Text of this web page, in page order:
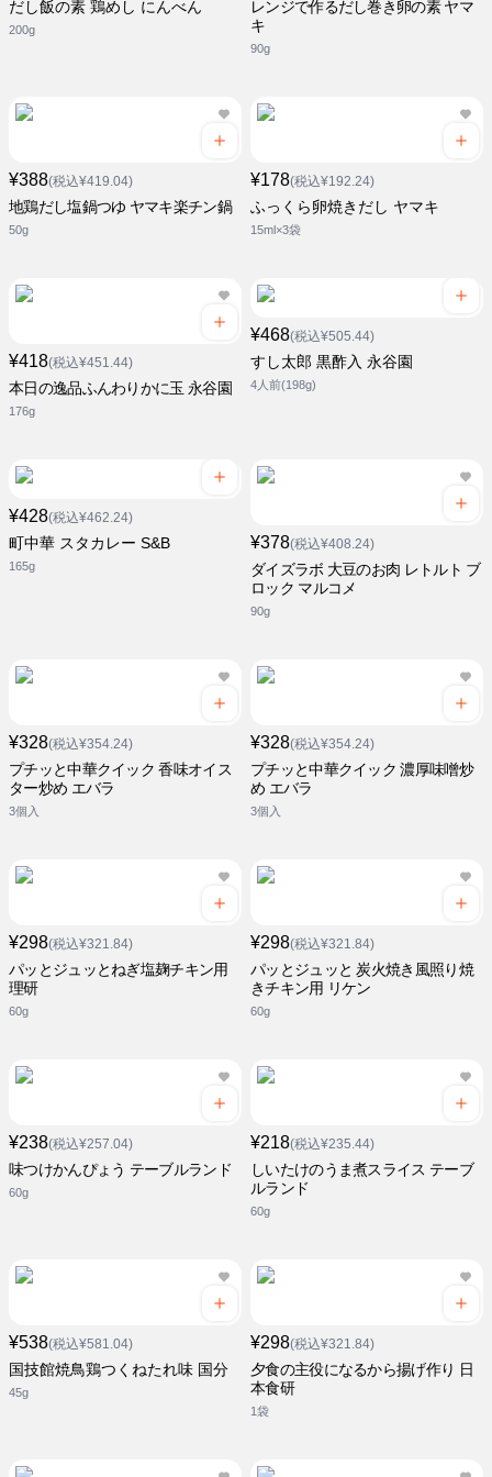
だし飯の素 鶏めし にんべん
200g
レンジで作るだし巻き卵の素 ヤマ
キ
90g
¥388(税込¥419.04)
地鶏だし塩鍋つゆ ヤマキ楽チン鍋
50g
¥178(税込¥192.24)
ふっくら卵焼きだし ヤマキ
15ml×3袋
¥418(税込¥451.44)
本日の逸品ふんわりかに玉 永谷園
176g
¥468(税込¥505.44)
すし太郎 黒酢入 永谷園
4人前(198g)
¥428(税込¥462.24)
町中華 スタカレー S&B
165g
¥378(税込¥408.24)
ダイズラボ 大豆のお肉 レトルト ブ
ロック マルコメ
90g
¥328(税込¥354.24)
プチッと中華クイック 香味オイス
ター炒め エバラ
3個入
¥328(税込¥354.24)
プチッと中華クイック 濃厚味噌炒
め エバラ
3個入
¥298(税込¥321.84)
パッとジュッとねぎ塩麹チキン用
理研
60g
¥298(税込¥321.84)
パッとジュッと 炭火焼き風照り焼
きチキン用 リケン
60g
¥238(税込¥257.04)
味つけかんぴょう テーブルランド
60g
¥218(税込¥235.44)
しいたけのうま煮スライス テーブ
ルランド
60g
¥538(税込¥581.04)
国技館焼鳥鶏つくねたれ味 国分
45g
¥298(税込¥321.84)
夕食の主役になるから揚げ作り 日
本食研
1袋